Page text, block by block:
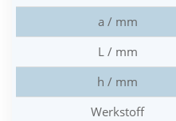
a / mm
L / mm
h / mm
Werkstoff